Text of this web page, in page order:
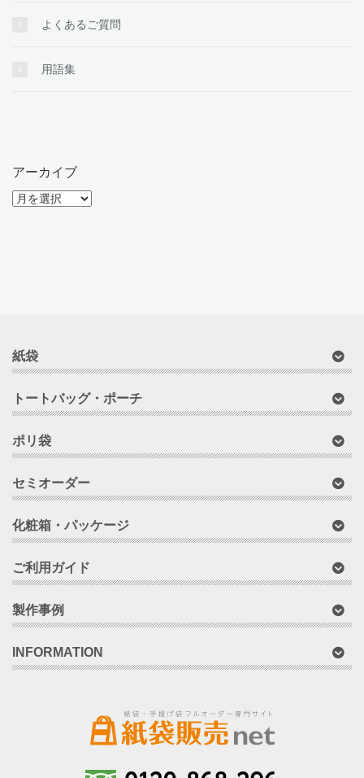
よくあるご質問
用語集
アーカイブ
ア
紙袋
トートバッグ・ポーチ
ポリ袋
セミオーダー
化粧箱・パッケージ
ご利用ガイド
製作事例
INFORMATION